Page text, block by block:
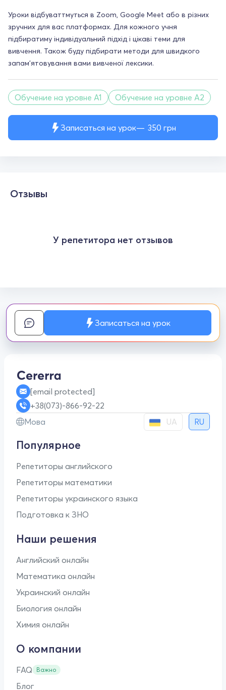
Записаться на урок 350 грн
Уроки відбуваттмуться в Zoom, Google Meet або в різних
зручних для вас платформах. Для кожного учня
підбиратиму індивідуальний підхід і цікаві теми для
вивчення. Також буду підбирати методи для швидкого
запам'ятовування вами вивченої лексики.
Обучение на уровне A1 Обучение на уровне A2
Отзывы
У репетитора нет отзывов
Записаться на урок
[email protected]
+38(073)-866-92-22
Мова
UA RU
Популярное
Репетиторы английского
Репетиторы математики
Репетиторы украинского языка
Подготовка к ЗНО
Наши решения
Английский онлайн
Математика онлайн
Украинский онлайн
Биология онлайн
Химия онлайн
О компании
FAQ Важно
Блог